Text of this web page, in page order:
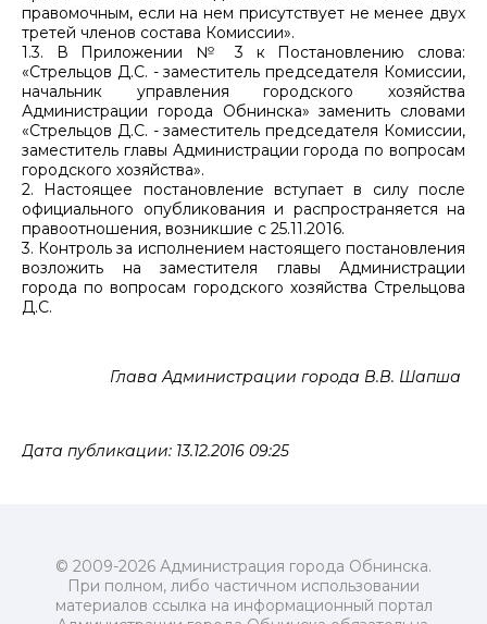
правомочным, если на нем присутствует не менее двух
третей членов состава Комиссии».
1.3. В Приложении № 3 к Постановлению слова:
«Стрельцов Д.С. - заместитель председателя Комиссии,
начальник управления городского хозяйства
Администрации города Обнинска» заменить словами
«Стрельцов Д.С. - заместитель председателя Комиссии,
заместитель главы Администрации города по вопросам
городского хозяйства».
2. Настоящее постановление вступает в силу после
официального опубликования и распространяется на
правоотношения, возникшие с 25.11.2016.
3. Контроль за исполнением настоящего постановления
возложить на заместителя главы Администрации
города по вопросам городского хозяйства Стрельцова
Д.С.
Глава Администрации города В.В. Шапша
Дата публикации: 13.12.2016 09:25
© 2009-2026 Администрация города Обнинска.
При полном, либо частичном использовании
материалов ссылка на информационный портал